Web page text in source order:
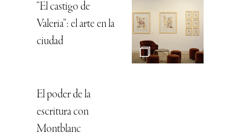
“El castigo de
Valeria”: el arte en la
ciudad
El poder de la
escritura con
Montblanc